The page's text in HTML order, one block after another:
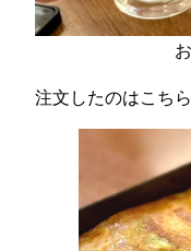
注文したのはこちら